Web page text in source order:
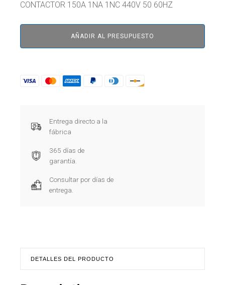
CONTACTOR 150A 1NA 1NC 440V 50 60HZ
AÑADIR AL PRESUPUESTO
Entrega directo a la
fábrica
365 días de
garantía.
Consultar por días de
entrega.
DETALLES DEL PRODUCTO